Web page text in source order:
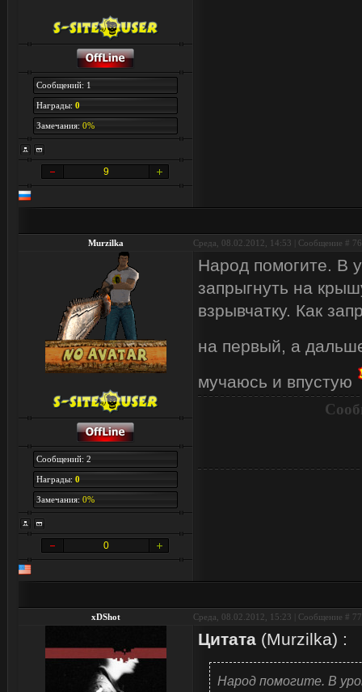
Сообщений: 1
Награды: 0
Замечания: 0%
9
Murzilka Среда, 08.02.2012, 14:53 | Сообщение # 76
Сообщений: 2
Награды: 0
Замечания: 0%
0
Народ помогите. В
запрыгнуть на
взрывчатку. Как
на первый, а
мучаюсь и впустую
xDShot Среда, 08.02.2012, 15:23 | Сообщение # 77
Цитата (Murzilka) :
Народ помогите. В